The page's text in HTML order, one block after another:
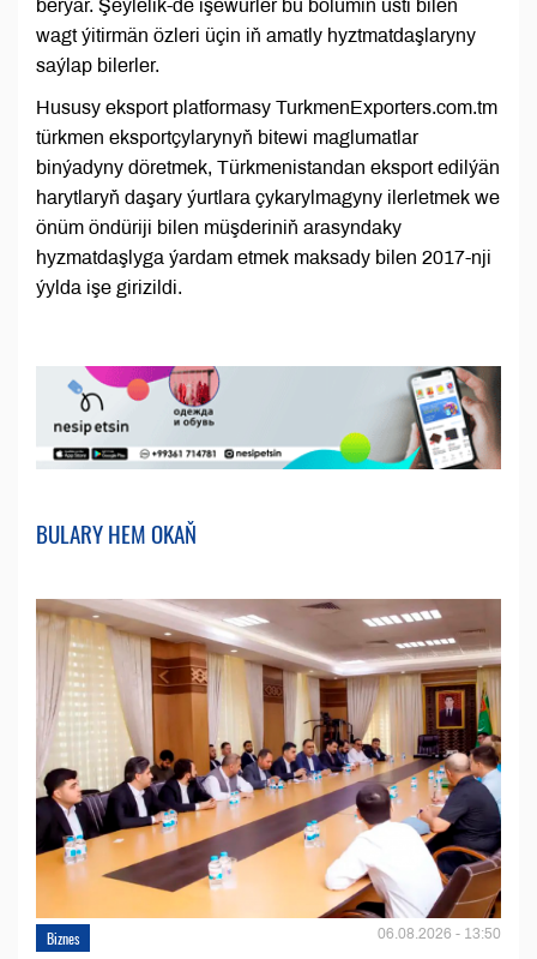
berýär. Şeýlelik-de işewürler bu bölümiň üsti bilen
wagt ýitirmän özleri üçin iň amatly hyztmatdaşlaryny
saýlap bilerler.
Hususy eksport platformasy TurkmenExporters.com.tm
türkmen eksportçylarynyň bitewi maglumatlar
binýadyny döretmek, Türkmenistandan eksport edilýän
harytlaryň daşary ýurtlara çykarylmagyny ilerletmek we
önüm öndüriji bilen müşderiniň arasyndaky
hyzmatdaşlyga ýardam etmek maksady bilen 2017-nji
ýylda işe girizildi.
BULARY HEM OKAŇ
Biznes 06.08.2026 - 13:50